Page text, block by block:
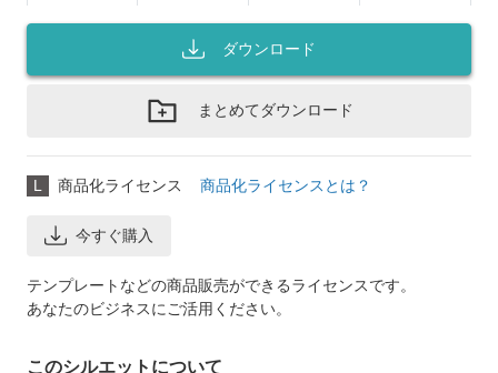
ダウンロード
まとめてダウンロード
L 商品化ライセンス 商品化ライセンスとは？
今すぐ購入
テンプレートなどの商品販売ができるライセンスです。
あなたのビジネスにご活用ください。
このシルエットについて